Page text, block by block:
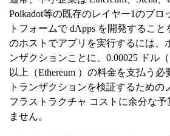
Polkadot等の既存のレイヤー1のブロ
トフォームで dApps を開発するこ
のホストでアプリを実行するには、
ンザクションことに、0.00025 ドル
以上（Ethereum ）の料金を支払う必
トランザクションを検証するための
フラストラクチャ コストに余分な予
ません。